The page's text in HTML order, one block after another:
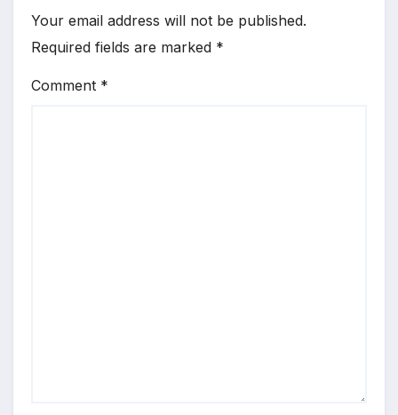
Your email address will not be published.
Required fields are marked *
Comment *